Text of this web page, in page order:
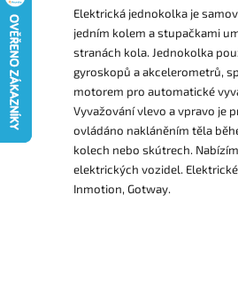
Elektrická jednokolka je
jedním kolem a stupačkami
stranách kola. Jednokolka
gyroskopů a akcelerometrů,
motorem pro automatické
Vyvažování vlevo a vpravo je
ovládáno nakláněním těla
kolech nebo skútrech.
elektrických vozidel.
Inmotion, Gotway.